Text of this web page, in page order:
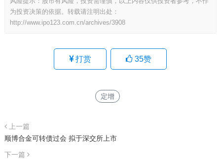
为投资决策的依据。转载请注明出处：
http://www.ipo123.com.cn/archives/3908
打赏 35赞
定增
上一篇
顺博合金可转债过会 拟于深交所上市
下一篇